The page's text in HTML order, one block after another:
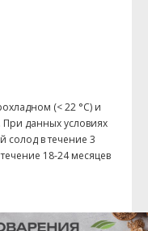
(< 22 °C) и
данных условиях
солод в течение 3
18-24 месяцев